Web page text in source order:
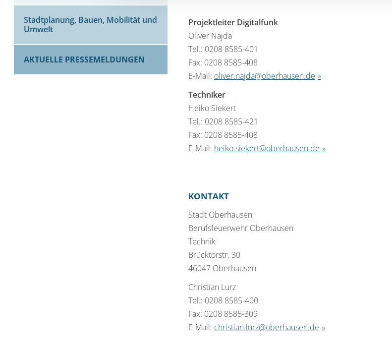
Stadtplanung, Bauen, Mobilität und
Umwelt
AKTUELLE PRESSEMELDUNGEN
Projektleiter Digitalfunk
Oliver Najda
Tel.: 0208 8585-401
Fax: 0208 8585-408
E-Mail: oliver.najda@oberhausen.de
Techniker
Heiko Siekert
Tel.: 0208 8585-421
Fax: 0208 8585-408
E-Mail: heiko.siekert@oberhausen.de
KONTAKT
Stadt Oberhausen
Berufsfeuerwehr Oberhausen
Technik
Brücktorstr. 30
46047 Oberhausen
Christian Lurz
Tel.: 0208 8585-400
Fax: 0208 8585-309
E-Mail: christian.lurz@oberhausen.de